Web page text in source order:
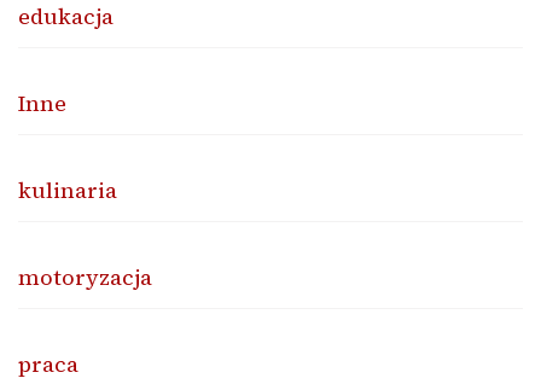
edukacja
Inne
kulinaria
motoryzacja
praca